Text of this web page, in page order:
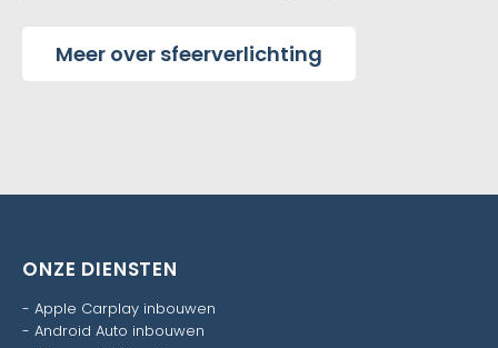
Meer over sfeerverlichting
ONZE DIENSTEN
- Apple Carplay inbouwen
- Android Auto inbouwen